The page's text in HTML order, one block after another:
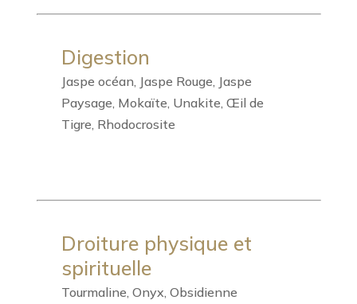
Digestion
Jaspe océan, Jaspe Rouge, Jaspe
Paysage, Mokaïte, Unakite, Œil de
Tigre, Rhodocrosite
Droiture physique et
spirituelle
Tourmaline, Onyx, Obsidienne